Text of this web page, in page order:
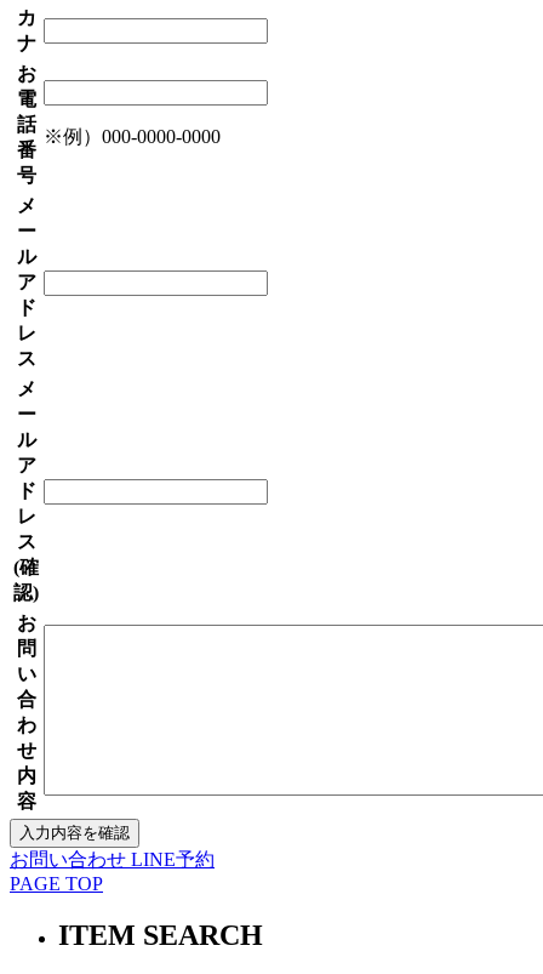
カ
ナ
お
電
話
番
号
※例）000-0000-0000
メ
ー
ル
ア
ド
レ
ス
メ
ー
ル
ア
ド
レ
ス
(確
認)
お
問
い
合
わ
せ
内
容
お問い合わせ LINE予約
PAGE TOP
ITEM SEARCH